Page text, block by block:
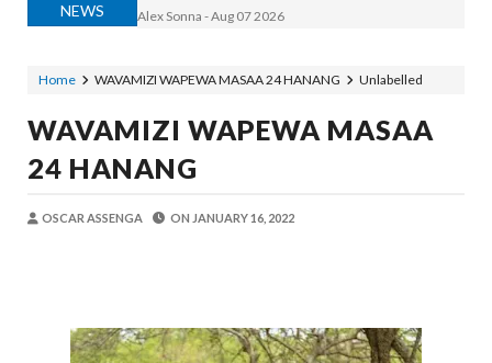
NEWS
Alex Sonna -Aug 07 2026
OSCAR ASSENGA-Aug 07 2026
Alex Sonna
MSUMBA-Aug 07 2026
Home Unlabelled
WAVAMIZI WAPEWA MASAA 24 HANANG
WAVAMIZI WAPEWA MASAA
24 HANANG
OSCAR ASSENGA ON JANUARY 16, 2022